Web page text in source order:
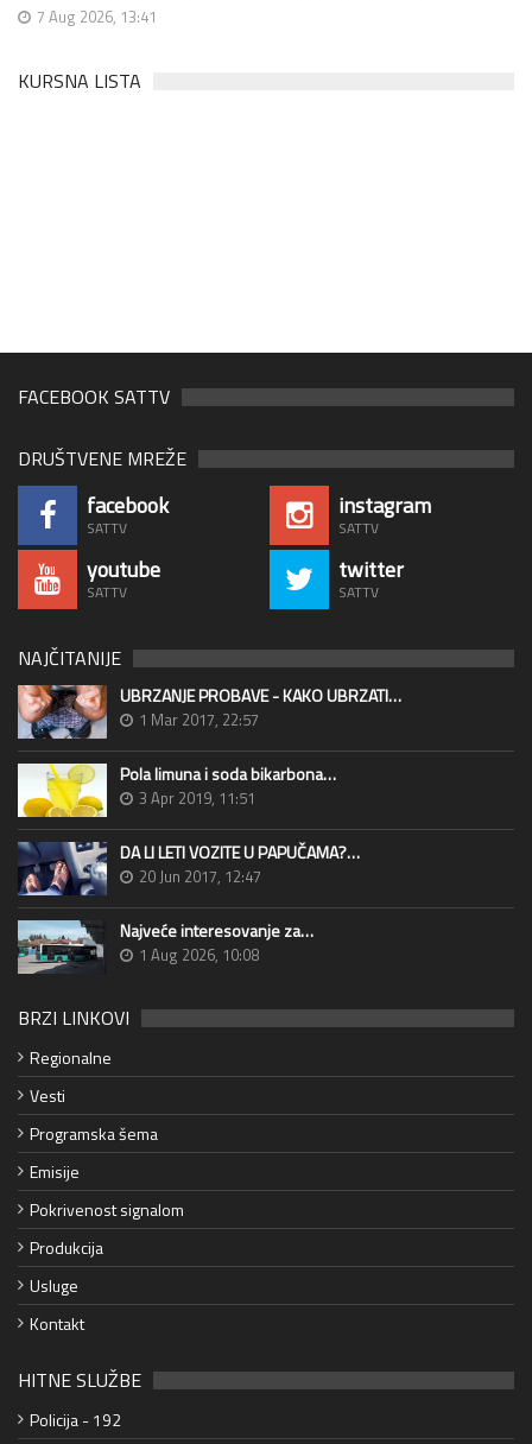
7 Aug 2026, 13:41
KURSNA LISTA
FACEBOOK SATTV
DRUŠTVENE MREŽE
facebook
SATTV
instagram
SATTV
youtube
SATTV
twitter
SATTV
NAJČITANIJE
UBRZANJE PROBAVE - KAKO UBRZATI…
1 Mar 2017, 22:57
Pola limuna i soda bikarbona…
3 Apr 2019, 11:51
DA LI LETI VOZITE U PAPUČAMA?…
20 Jun 2017, 12:47
Najveće interesovanje za…
1 Aug 2026, 10:08
BRZI LINKOVI
Regionalne
Vesti
Programska šema
Emisije
Pokrivenost signalom
Produkcija
Usluge
Kontakt
HITNE SLUŽBE
Policija - 192